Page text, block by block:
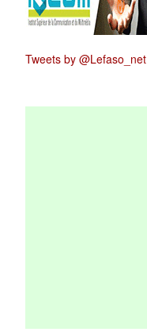
Tweets by @Lefaso_net